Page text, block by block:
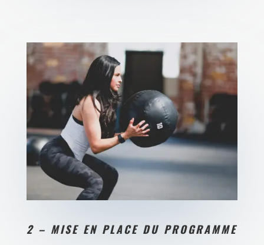
2 – MISE EN PLACE DU PROGRAMME